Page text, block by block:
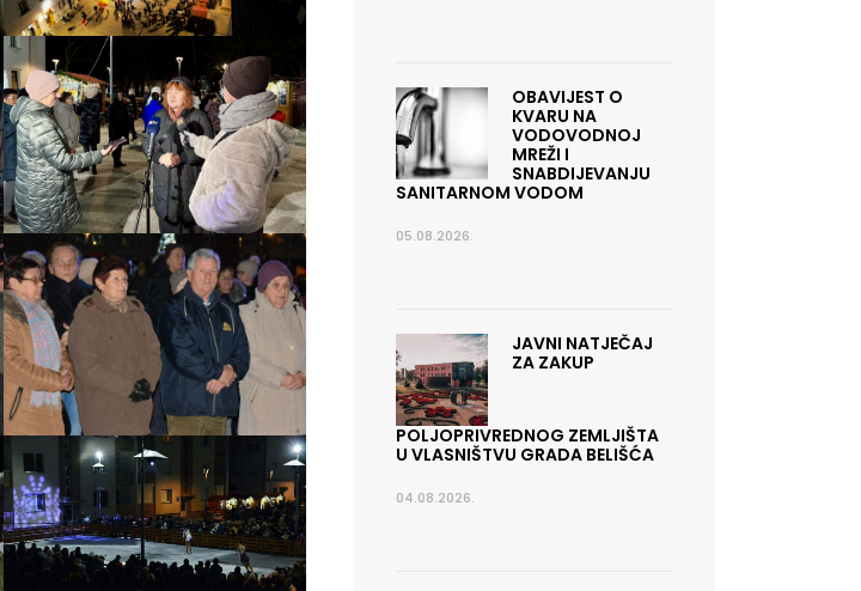
OBAVIJEST O
KVARU NA
VODOVODNOJ
MREŽI I
SNABDIJEVANJU
SANITARNOM VODOM
05.08.2026.
JAVNI NATJEČAJ
ZA ZAKUP
POLJOPRIVREDNOG ZEMLJIŠTA
U VLASNIŠTVU GRADA BELIŠĆA
04.08.2026.